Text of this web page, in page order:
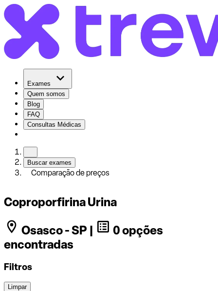
Exames
Quem somos
Blog
FAQ
Consultas Médicas
Buscar exames
Comparação de preços
Coproporfirina Urina
Osasco - SP |
0 opções
encontradas
Filtros
Limpar